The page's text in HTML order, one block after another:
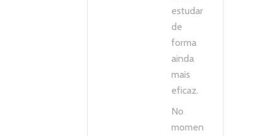
estudar
de
forma
ainda
mais
eficaz.
No
momen